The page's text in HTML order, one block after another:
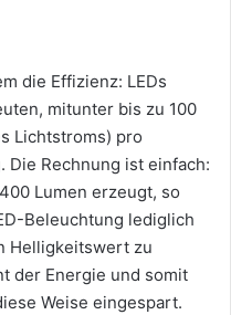
die Effizienz: LEDs
mitunter bis zu 100
Lichtstroms) pro
Die Rechnung ist einfach:
Lumen erzeugt, so
Beleuchtung lediglich
Helligkeitswert zu
der Energie und somit
Weise eingespart.